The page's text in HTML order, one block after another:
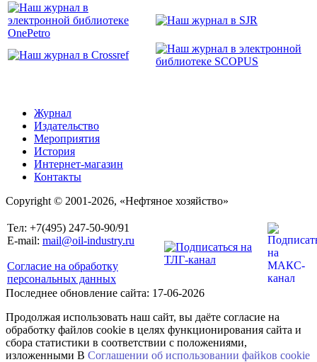
Журнал
Издательство
Мероприятия
История
Интернет-магазин
Контакты
Copyright © 2001-2026, «Нефтяное хозяйство»
Тел: +7(495) 247-50-90/91
E-mail: mail@oil-industry.ru
Согласие на обработку
персональных данных
Последнее обновление сайта: 17-06-2026
Продолжая использовать наш сайт, вы даёте согласие на
обработку файлов cookie в целях функционирования сайта и
сбора статистики в соответствии с положениями,
изложенными В Соглашении об использовании файkов cookie